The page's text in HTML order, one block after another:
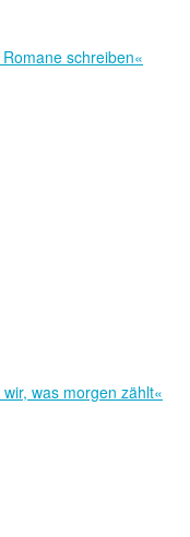
schreiben«
was morgen zählt«